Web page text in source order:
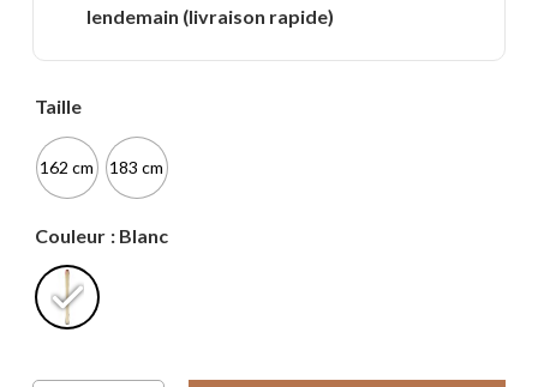
lendemain (livraison rapide)
Taille
162 cm 183 cm
Couleur : Blanc